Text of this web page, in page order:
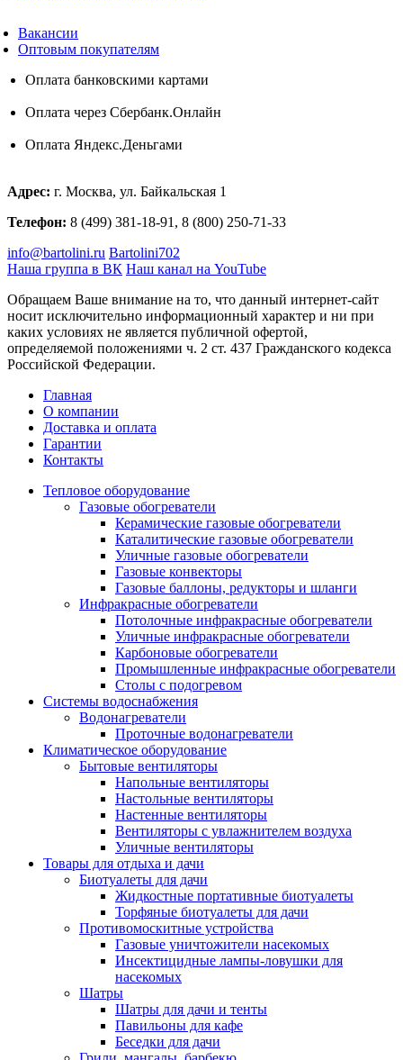
Вакансии
Оптовым покупателям
Оплата банковскими картами
Оплата через Сбербанк.Онлайн
Оплата Яндекс.Деньгами
Адрес: г. Москва, ул. Байкальская 1
Телефон: 8 (499) 381-18-91, 8 (800) 250-71-33
info@bartolini.ru Bartolini702
Наша группа в ВК Наш канал на YouTube
Обращаем Ваше внимание на то, что данный интернет-сайт
носит исключительно информационный характер и ни при
каких условиях не является публичной офертой,
определяемой положениями ч. 2 ст. 437 Гражданского кодекса
Российской Федерации.
Главная
О компании
Доставка и оплата
Гарантии
Контакты
Тепловое оборудование
Газовые обогреватели
Керамические газовые обогреватели
Каталитические газовые обогреватели
Уличные газовые обогреватели
Газовые конвекторы
Газовые баллоны, редукторы и шланги
Инфракрасные обогреватели
Потолочные инфракрасные обогреватели
Уличные инфракрасные обогреватели
Карбоновые обогреватели
Промышленные инфракрасные обогреватели
Столы с подогревом
Системы водоснабжения
Водонагреватели
Проточные водонагреватели
Климатическое оборудование
Бытовые вентиляторы
Напольные вентиляторы
Настольные вентиляторы
Настенные вентиляторы
Вентиляторы с увлажнителем воздуха
Уличные вентиляторы
Товары для отдыха и дачи
Биотуалеты для дачи
Жидкостные портативные биотуалеты
Торфяные биотуалеты для дачи
Противомоскитные устройства
Газовые уничтожители насекомых
Инсектицидные лампы-ловушки для
насекомых
Шатры
Шатры для дачи и тенты
Павильоны для кафе
Беседки для дачи